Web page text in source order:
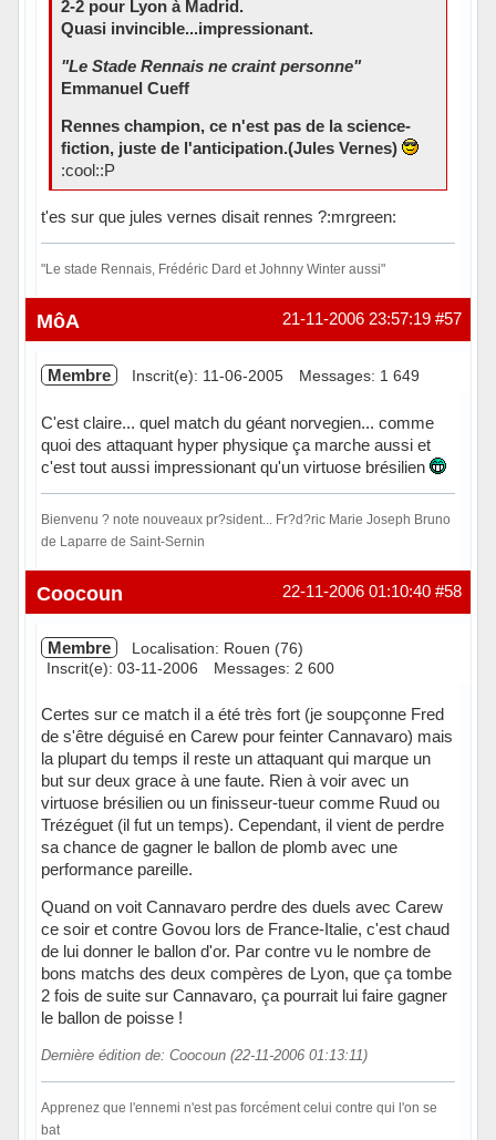
2-2 pour Lyon à Madrid.
Quasi invincible...impressionant.
"Le Stade Rennais ne craint personne"
Emmanuel Cueff
Rennes champion, ce n'est pas de la science-
fiction, juste de l'anticipation.(Jules Vernes)
:cool::P
t'es sur que jules vernes disait rennes ?:mrgreen:
"Le stade Rennais, Frédéric Dard et Johnny Winter aussi"
Hors ligne #57
21-11-2006 23:57:19
MôA
Membre Inscrit(e): 11-06-2005 Messages: 1 649
C'est claire... quel match du géant norvegien... comme
quoi des attaquant hyper physique ça marche aussi et
c'est tout aussi impressionant qu'un virtuose brésilien
Bienvenu ? note nouveaux pr?sident... Fr?d?ric Marie Joseph Bruno
de Laparre de Saint-Sernin
Hors ligne #58
22-11-2006 01:10:40
Coocoun
Membre
Localisation: Rouen (76)
Inscrit(e): 03-11-2006
Messages: 2 600
Certes sur ce match il a été très fort (je soupçonne Fred
de s'être déguisé en Carew pour feinter Cannavaro) mais
la plupart du temps il reste un attaquant qui marque un
but sur deux grace à une faute. Rien à voir avec un
virtuose brésilien ou un finisseur-tueur comme Ruud ou
Trézéguet (il fut un temps). Cependant, il vient de perdre
sa chance de gagner le ballon de plomb avec une
performance pareille.
Quand on voit Cannavaro perdre des duels avec Carew
ce soir et contre Govou lors de France-Italie, c'est chaud
de lui donner le ballon d'or. Par contre vu le nombre de
bons matchs des deux compères de Lyon, que ça tombe
2 fois de suite sur Cannavaro, ça pourrait lui faire gagner
le ballon de poisse !
Dernière édition de: Coocoun (22-11-2006 01:13:11)
Apprenez que l'ennemi n'est pas forcément celui contre qui l'on se
bat